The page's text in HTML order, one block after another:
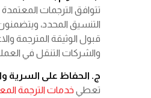
تتوافق الترجمات
التنسيق المحدد،
قبول الوثيقة المترجمة
والشركات التنقل في
ج. الحفاظ على السرية
تعطي خدمات الترجمة